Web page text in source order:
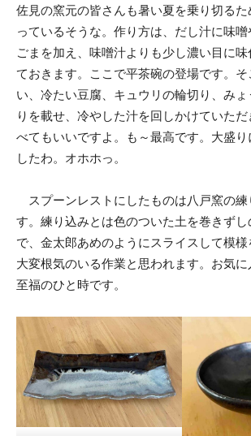
佐見の窯元の皆さんも暑い夏を乗り切る
っているそうな。作り方は、だし汁に味
ごまを加え、味噌汁よりも少し濃い目に
ておきます。ここで平茶碗の登場です。
い、冷たい豆腐、キュウリの輪切り、み
りを載せ、冷やした汁を回しかけていた
べてもいいですよ。も～最高です。大盛り
したわ。オホホっ。
スプーンレストにしたものは八戸窯の
す。練り込みとは色のついた土を巻きず
で、金太郎あめのようにスライスして模様
大変根気のいる作業と思われます。お気
至福のひと時です。